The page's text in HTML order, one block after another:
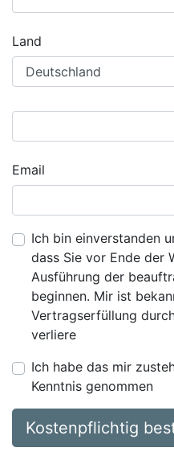
Land
Email
Ich bin einverstanden
dass Sie vor Ende der
Ausführung der
beginnen. Mir ist
Vertragserfüllung
verliere
Ich habe das mir
Kenntnis genommen
Kostenpflichtig